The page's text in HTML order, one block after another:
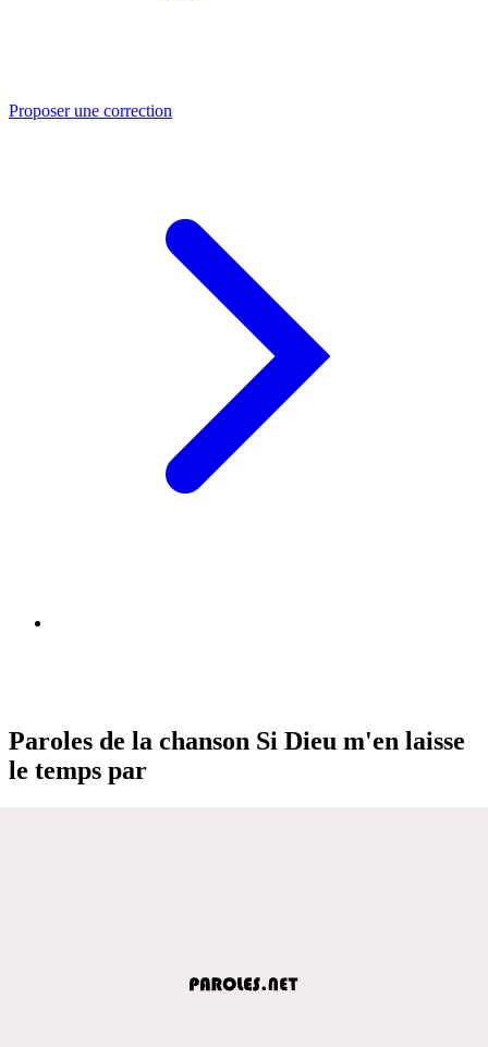
Proposer une correction
Paroles de la chanson Si Dieu m'en laisse
le temps par